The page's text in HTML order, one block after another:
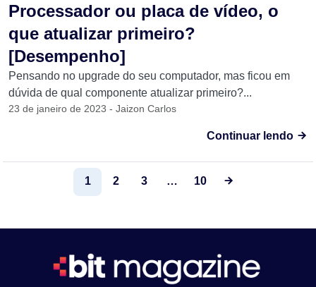
Processador ou placa de vídeo, o
que atualizar primeiro?
[Desempenho]
Pensando no upgrade do seu computador, mas ficou em
dúvida de qual componente atualizar primeiro?...
23 de janeiro de 2023 - Jaizon Carlos
Continuar lendo
1 2 3 … 10